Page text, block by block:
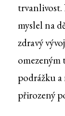
trvanlivost.
myslel na
zdravý
podrážku a
přirozený